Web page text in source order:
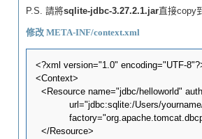
P.S. 請將sqlite-jdbc-3.27.2.1.jar直接copy
修改 META-INF/context.xml
<?xml version="1.0" encoding="UTF-
<Context>
<Resource name="jdbc/helloworld"
url="jdbc:sqlite:/Users/
  </Resource>